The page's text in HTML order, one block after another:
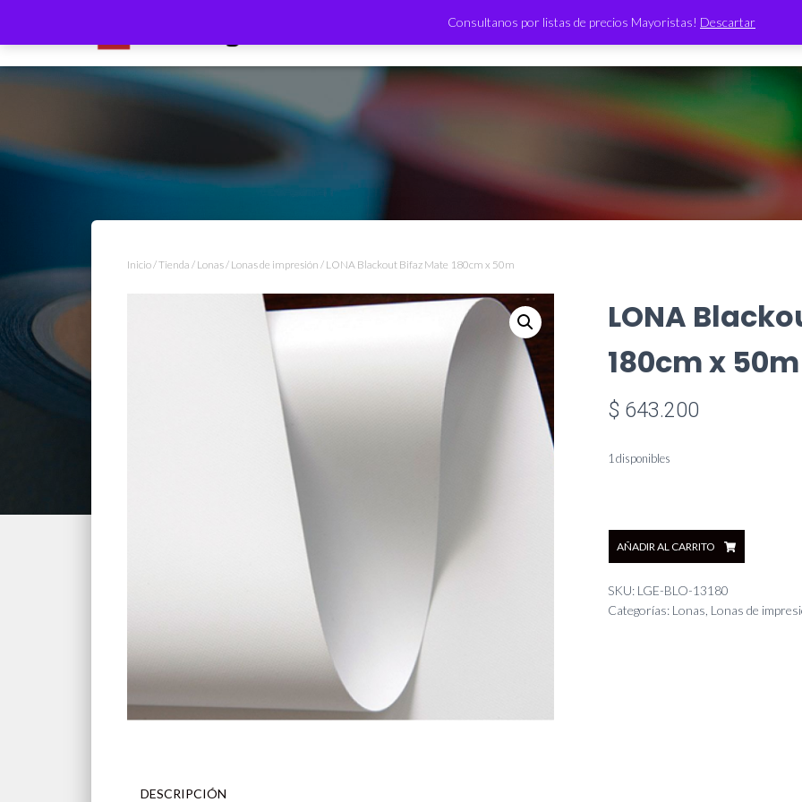
Consultanos por listas de precios Mayoristas! Descartar
TIENDA
Inicio/Tienda / Lonas/ Lonas de impresión / LONA Blackout Bifaz Mate 180cm x 50m
LONA
180cm x 50m
$ 643.200
1 disponibles
LONA
Blackout
Mate
180cm
AÑADIR AL CARRITO
SKU: LGE-BLO-13180
Categorías: Lonas Lonas de
DESCRIPCIÓN